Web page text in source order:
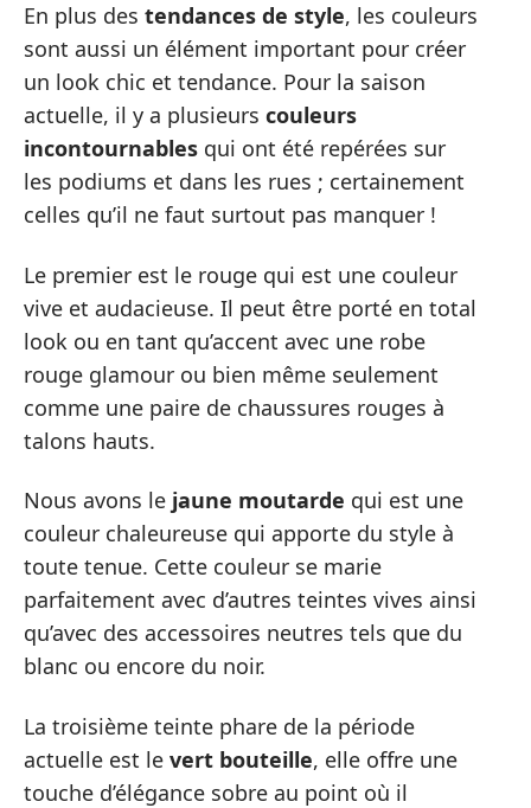
En plus des tendances de style, les couleurs
sont aussi un élément important pour créer
un look chic et tendance. Pour la saison
actuelle, il y a plusieurs couleurs
incontournables qui ont été repérées sur
les podiums et dans les rues ; certainement
celles qu’il ne faut surtout pas manquer !
Le premier est le rouge qui est une couleur
vive et audacieuse. Il peut être porté en total
look ou en tant qu’accent avec une robe
rouge glamour ou bien même seulement
comme une paire de chaussures rouges à
talons hauts.
Nous avons le jaune moutarde qui est une
couleur chaleureuse qui apporte du style à
toute tenue. Cette couleur se marie
parfaitement avec d’autres teintes vives ainsi
qu’avec des accessoires neutres tels que du
blanc ou encore du noir.
La troisième teinte phare de la période
actuelle est le vert bouteille, elle offre une
touche d’élégance sobre au point où il